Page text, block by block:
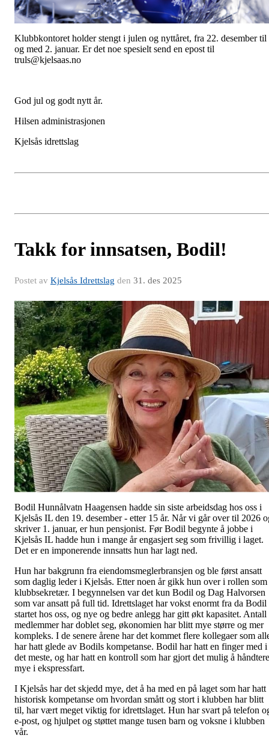
Klubbkontoret holder stengt i julen og nyttåret, fra 22. desember til
og med 2. januar. Er det noe spesielt send en epost til
truls@kjelsaas.no
God jul og godt nytt år.
Hilsen administrasjonen
Kjelsås idrettslag
Takk for innsatsen, Bodil!
Postet av Kjelsås Idrettslag den 31. des 2025
Bodil Hunnålvatn Haagensen hadde sin siste arbeidsdag hos oss i
Kjelsås IL den 19. desember - etter 15 år. Når vi går over til 2026
skriver 1. januar, er hun pensjonist. Før Bodil begynte å jobbe i
Kjelsås IL hadde hun i mange år engasjert seg som frivillig i laget.
Det er en imponerende innsatts hun har lagt ned.
Hun har bakgrunn fra eiendomsmeglerbransjen og ble først ansatt
som daglig leder i Kjelsås. Etter noen år gikk hun over i rollen som
klubbsekretær. I begynnelsen var det kun Bodil og Dag Halvorsen
som var ansatt på full tid. Idrettslaget har vokst enormt fra da Bodil
startet hos oss, og nye og bedre anlegg har gitt økt kapasitet. Antall
medlemmer har doblet seg, økonomien har blitt mye større og mer
kompleks. I de senere årene har det kommet flere kollegaer som
har hatt glede av Bodils kompetanse. Bodil har hatt en finger med i
det meste, og har hatt en kontroll som har gjort det mulig å håndtere
mye i ekspressfart.
I Kjelsås har det skjedd mye, det å ha med en på laget som har hatt
historisk kompetanse om hvordan smått og stort i klubben har blitt
til, har vært meget viktig for idrettslaget. Hun har svart på telefon
e-post, og hjulpet og støttet mange tusen barn og voksne i klubben
vår.